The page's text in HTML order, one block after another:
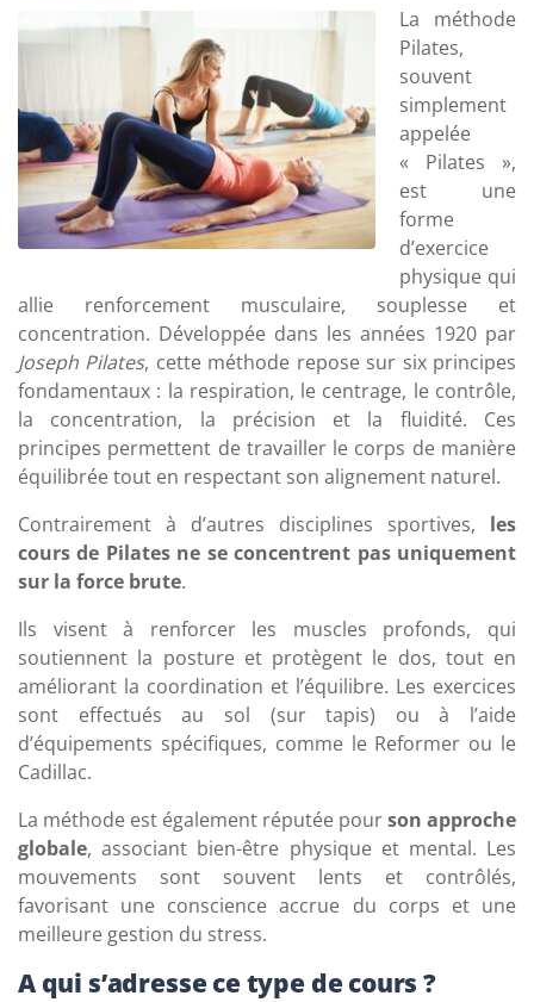
La méthode
Pilates,
souvent
simplement
appelée
« Pilates »,
est une
forme
d’exercice
physique qui
allie renforcement musculaire, souplesse et
concentration. Développée dans les années 1920 par
Joseph Pilates, cette méthode repose sur six principes
fondamentaux : la respiration, le centrage, le contrôle,
la concentration, la précision et la fluidité. Ces
principes permettent de travailler le corps de manière
équilibrée tout en respectant son alignement naturel.
Contrairement à d’autres disciplines sportives, les
cours de Pilates ne se concentrent pas uniquement
sur la force brute.
Ils visent à renforcer les muscles profonds, qui
soutiennent la posture et protègent le dos, tout en
améliorant la coordination et l’équilibre. Les exercices
sont effectués au sol (sur tapis) ou à l’aide
d’équipements spécifiques, comme le Reformer ou le
Cadillac.
La méthode est également réputée pourson approche
globale, associant bien-être physique et mental. Les
mouvements sont souvent lents et contrôlés,
favorisant une conscience accrue du corps et une
meilleure gestion du stress.
A qui s’adresse ce type de cours ?